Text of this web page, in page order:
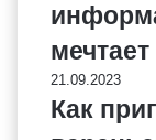
21.09.2023
Как